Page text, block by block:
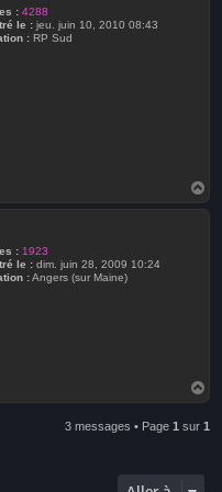
: 4288
le :jeu. juin 10, 2010 08:43
:RP Sud
a
u
: 1923
le :dim. juin 28, 2009 10:24
:Angers (sur Maine)
a
t
3 messages • Page 1 sur 1